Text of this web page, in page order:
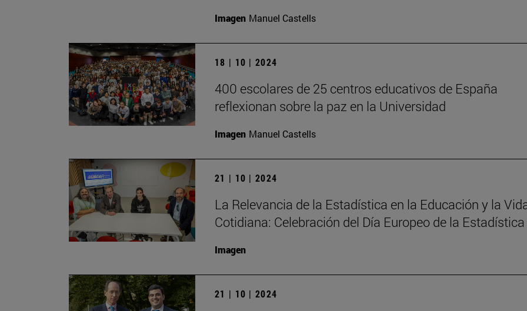
Imagen Manuel Castells
18 | 10 | 2024
400 escolares de 25 centros educativos de España
reflexionan sobre la paz en la Universidad
Imagen Manuel Castells
21 | 10 | 2024
La Relevancia de la Estadística en la Educación y la
Cotidiana: Celebración del Día Europeo de la Estadística
Imagen
21 | 10 | 2024